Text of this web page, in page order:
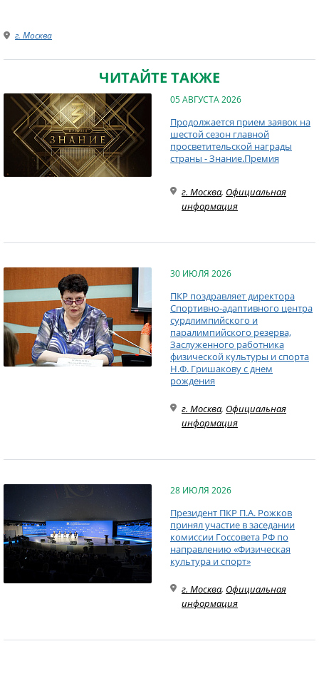
г. Москва
ЧИТАЙТЕ ТАКЖЕ
05 АВГУСТА 2026
Продолжается прием заявок на
шестой сезон главной
просветительской награды
страны - Знание.Премия
г. Москва, Официальная
информация
30 ИЮЛЯ 2026
ПКР поздравляет директора
Спортивно-адаптивного центра
сурдлимпийского и
паралимпийского резерва,
Заслуженного работника
физической культуры и спорта
Н.Ф. Гришакову с днем
рождения
г. Москва, Официальная
информация
28 ИЮЛЯ 2026
Президент ПКР П.А. Рожков
принял участие в заседании
комиссии Госсовета РФ по
направлению «Физическая
культура и спорт»
г. Москва, Официальная
информация